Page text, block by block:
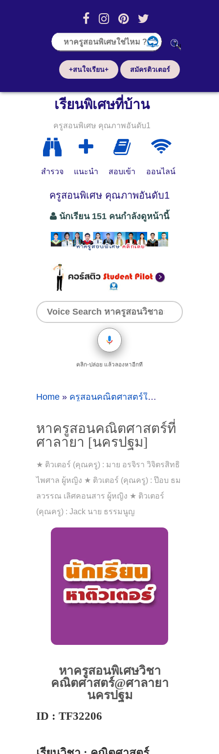
+สนใจเรียน+ สมัครติวเตอร์
เรียนพิเศษที่บ้าน
ครูสอนพิเศษ คุณภาพอันดับ1
สำรวจ แนะนำ สอบเข้า ออนไลน์
ครูสอนพิเศษ คุณภาพอันดับ1
นักเรียน 151 คนกำลังดูหน้านี้
คลิก-ปล่อย แล้วลองหาอีกที
Home » ครูสอนคณิตศาสตร์ใกล้ๆศาลายา
หาครูสอนคณิตศาสตร์ที่
ศาลายา [นครปฐม]
★ ติวเตอร์ (คุณครู) : มาย อรจิรา วิจิตรสิทธิ
ไพศาล ผู้หญิง ★ ติวเตอร์ (คุณครู) : ป๊อบ ธม
ลวรรณ เลิศคอนสาร ผู้หญิง ★ ติวเตอร์
(คุณครู) : Jack นาย ธรรมนูญ
หาครูสอนพิเศษวิชา
คณิตศาสตร์@ศาลายา
นครปฐม
ID : TF32206